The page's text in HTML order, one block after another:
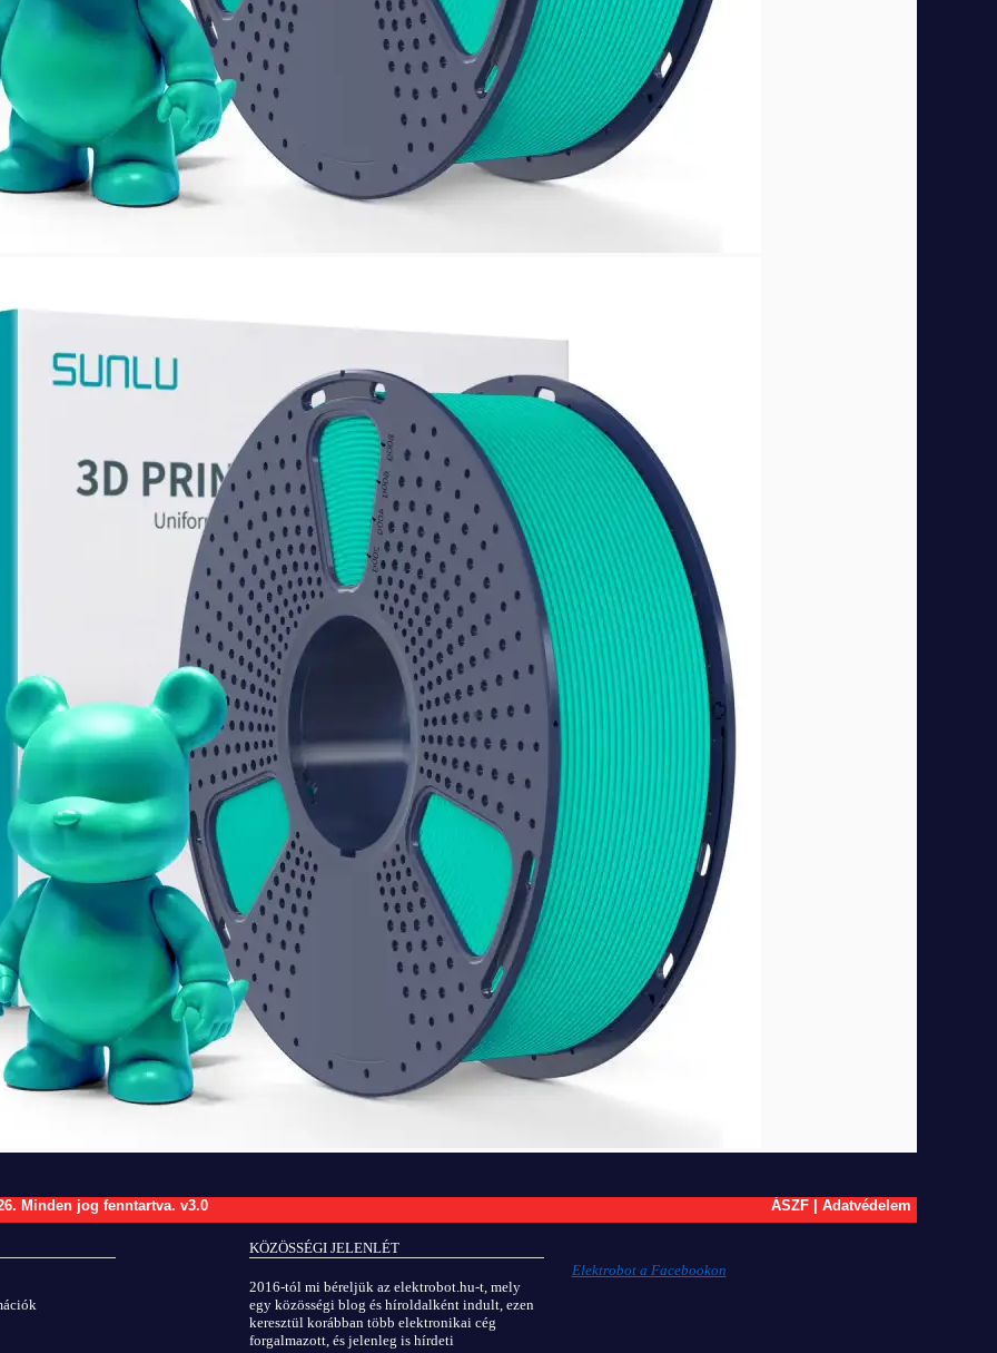
Minden jog fenntartva. v3.0 ÁSZF Adatvédelem
KÖZÖSSÉGI JELENLÉT
2016-tól mi béreljük az elektrobot.hu-t, mely
egy közösségi blog és híroldalként indult, ezen
keresztül korábban több elektronikai cég
forgalmazott, és jelenleg is hírdeti
Elektrobot a Facebookon